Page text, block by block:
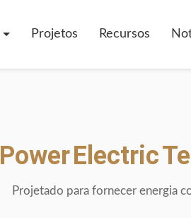
Projetos Recursos
PowerElectric
Projetado para fornecer energia